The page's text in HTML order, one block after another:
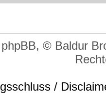
© Baldur
/